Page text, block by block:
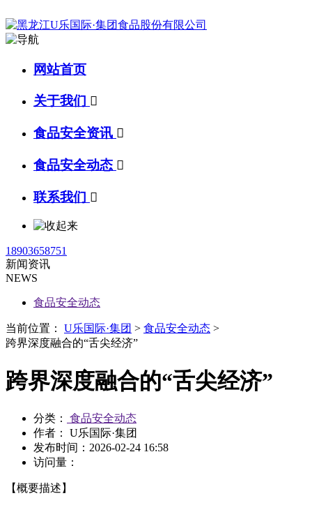
网站首页
关于我们 
食品安全资讯 
食品安全动态 
联系我们 
18903658751
新闻资讯
NEWS
食品安全动态
当前位置： U乐国际·集团 > 食品安全动态 >
跨界深度融合的“舌尖经济”
跨界深度融合的“舌尖经济”
分类：
食品安全动态
作者： U乐国际·集团
发布时间： 2026-02-24 16:58
访问量：
【概要描述】